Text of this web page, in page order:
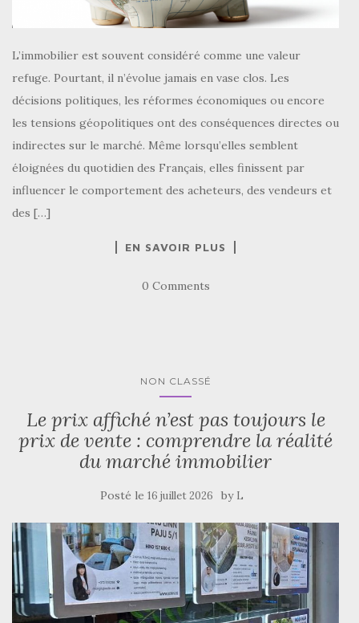
L’immobilier est souvent considéré comme une valeur
refuge. Pourtant, il n’évolue jamais en vase clos. Les
décisions politiques, les réformes économiques ou encore
les tensions géopolitiques ont des conséquences directes ou
indirectes sur le marché. Même lorsqu’elles semblent
éloignées du quotidien des Français, elles finissent par
influencer le comportement des acheteurs, des vendeurs et
des […]
EN SAVOIR PLUS
0 Comments
NON CLASSÉ
Le prix affiché n’est pas toujours le
prix de vente : comprendre la réalité
du marché immobilier
Posté le 16 juillet 2026 by L